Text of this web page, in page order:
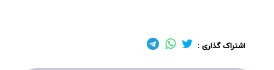
اشتراک گذاری :